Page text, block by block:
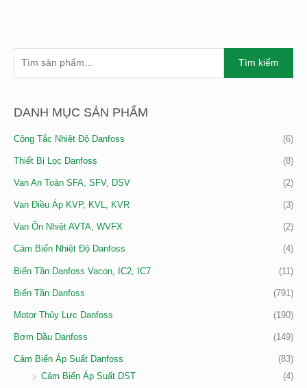
K
Ế
M
Tìm kiếm
DANH MỤC SẢN PHẨM
Công Tắc Nhiệt Độ Danfoss (6)
Thiết Bị Lọc Danfoss (8)
Van An Toàn SFA, SFV, DSV (2)
Van Điều Áp KVP, KVL, KVR (3)
Van Ổn Nhiệt AVTA, WVFX (2)
Cảm Biến Nhiệt Độ Danfoss (4)
Biến Tần Danfoss Vacon, IC2, IC7 (11)
Biến Tần Danfoss (791)
Motor Thủy Lực Danfoss (190)
Bơm Dầu Danfoss (149)
Cảm Biến Áp Suất Danfoss
(83)
Cảm Biến Áp Suất DST
(4)
T
H
Đ
A